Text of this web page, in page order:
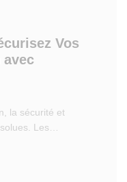
Vos
avec
la sécurité et
Les…